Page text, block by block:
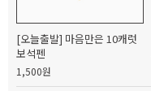
[오늘출발] 마음만은 10캐럿
보석펜
1,500원